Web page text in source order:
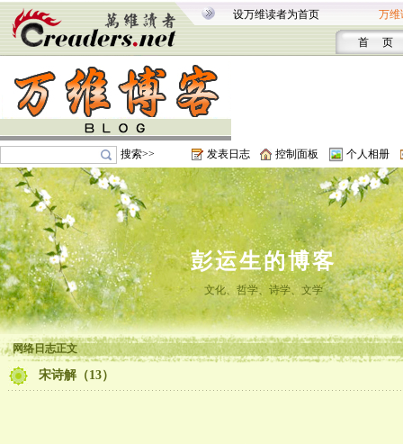
设万维读者为首页 万维
首 页
搜索>> 发表日志 控制面板 个人相册
彭运生的博客
文化、哲学、诗学、文学
网络日志正文
宋诗解（13）